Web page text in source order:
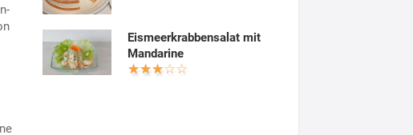
Eismeerkrabbensalat mit
Mandarine